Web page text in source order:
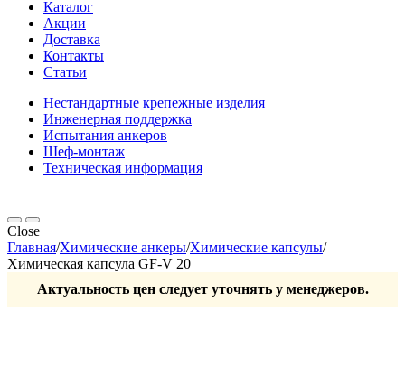
Каталог
Акции
Доставка
Контакты
Статьи
Нестандартные крепежные изделия
Инженерная поддержка
Испытания анкеров
Шеф-монтаж
Техническая информация
Close
Главная/Химические анкеры/Химические капсулы/
Химическая капсула GF-V 20
Актуальность цен следует уточнять у менеджеров.